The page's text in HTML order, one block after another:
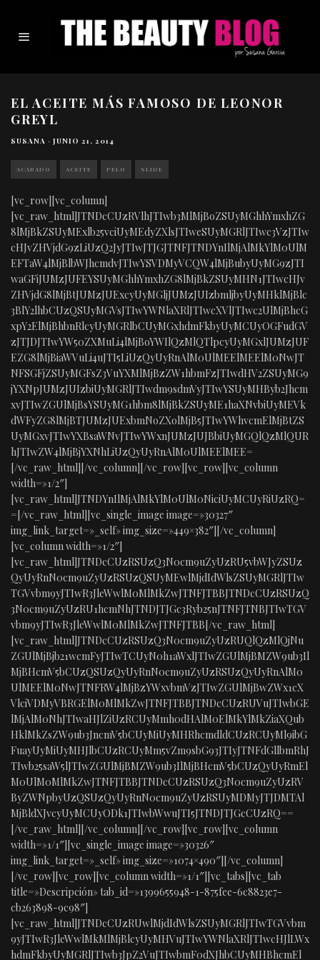
EL ACEITE MÁS FAMOSO DE LEONOR
GREYL
SUSANA · JUNIO 21, 2014
ACABADO ACEITE PELO SLIDE
[vc_row][vc_column]
[vc_raw_html]JTNDcCUzRVlhJTIwb3MlMjBoZSUyMGhhYmxhZG
8lMjBkZSUyMExlb25vciUyMEdyZXlsJTIweSUyMGRlJTIwc3VzJTIw
cHJvZHVjdG9zLiUzQ2JyJTIwJTJGJTNFJTNDYnIlMjAlMkYlM0UlM
EFTaW4lMjBlbWJhcmdvJTIwYSVDMyVCQW4lMjBubyUyMG9zJTI
waGFiJUMzJUFEYSUyMGhhYmxhZG8lMjBkZSUyMHN1JTIwcHJv
ZHVjdG8lMjBtJUMzJUExcyUyMGljJUMzJUIzbmljbyUyMHklMjBlc
3BlY2lhbCUzQSUyMGVsJTIwYWNlaXRlJTIwcXVlJTIwc2UlMjBhcG
xpY2ElMjBhbnRlcyUyMGRlbCUyMGxhdmFkbyUyMCUyOGFudGV
zJTJDJTIwYW50ZXMuLi4lMjBoYWIlQzMlQTlpcyUyMGxlJUMzJUF
EZG8lMjBiaWVuLi4uJTI5LiUzQyUyRnAlM0UlMEElMEElM0NwJT
NFSGFjZSUyMGFsZ3VuYXMlMjBzZW1hbmFzJTIwdHV2ZSUyMG9
jYXNpJUMzJUIzbiUyMGRlJTIwdm9sdmVyJTIwYSUyMHByb2Jhcm
xvJTIwZGUlMjBsYSUyMG1hbm8lMjBkZSUyME1haXNvbiUyMEVk
dWFyZG8lMjBTJUMzJUExbmNoZXolMjB5JTIwYWhvcmElMjBtZS
UyMGxvJTIwYXBsaWNvJTIwYWxnJUMzJUJBbiUyMGQlQzMlQUR
hJTIwZW4lMjBjYXNhLiUzQyUyRnAlM0UlMEElMEE=
[/vc_raw_html][/vc_column][/vc_row][vc_row][vc_column
width=»1/2″]
[vc_raw_html]JTNDYnIlMjAlMkYlM0UlM0NiciUyMCUyRiUzRQ=
=[/vc_raw_html][vc_single_image image=»30327″
img_link_target=»_self» img_size=»449×382″][/vc_column]
[vc_column width=»1/2″]
[vc_raw_html]JTNDcCUzRSUzQ3N0cm9uZyUzRU5vbWJyZSUz
QyUyRnN0cm9uZyUzRSUzQSUyMEwlMjdIdWlsZSUyMGRlJTIw
TGVvbm9yJTIwR3JleWwlM0MlMkZwJTNFJTBBJTNDcCUzRSUzQ
3N0cm9uZyUzRU1hcmNhJTNDJTJGc3Ryb25nJTNFJTNBJTIwTGV
vbm9yJTIwR3JleWwlM0MlMkZwJTNFJTBB[/vc_raw_html]
[vc_raw_html]JTNDcCUzRSUzQ3N0cm9uZyUzRUQlQzMlQjNu
ZGUlMjBjb21wcmFyJTIwTCUyN0h1aWxlJTIwZGUlMjBMZW9ub3Il
MjBHcmV5bCUzQSUzQyUyRnN0cm9uZyUzRSUzQyUyRnAlM0
UlMEElM0NwJTNFRW4lMjBzYWxvbmVzJTIwZGUlMjBwZWx1cX
VlciVDMyVBRGElM0MlMkZwJTNFJTBBJTNDcCUzRUVuJTIwbGE
lMjAlM0NhJTIwaHJlZiUzRCUyMmh0dHAlM0ElMkYlMkZiaXQub
HklMkZsZW9ub3JncmV5bCUyMiUyMHRhcmdldCUzRCUyMl9ibG
FuayUyMiUyMHJlbCUzRCUyMm5vZm9sbG93JTIyJTNFdGllbmRhJ
TIwb25saW5lJTIwZGUlMjBMZW9ub3IlMjBHcmV5bCUzQyUyRmEl
M0UlM0MlMkZwJTNFJTBBJTNDcCUzRSUzQ3N0cm9uZyUzRV
ByZWNpbyUzQSUzQyUyRnN0cm9uZyUzRSUyMDMyJTJDMTAl
MjBldXJvcyUyMCUyODk1JTIwbWwuJTI5JTNDJTJGcCUzRQ==
[/vc_raw_html][/vc_column][/vc_row][vc_row][vc_column
width=»1/1″][vc_single_image image=»30326″
img_link_target=»_self» img_size=»1074×490″][/vc_column]
[/vc_row][vc_row][vc_column width=»1/1″][vc_tabs][vc_tab
title=»Descripción» tab_id=»1399655948-1-875fee-6c8823e7-
cb263898-9c98″]
[vc_raw_html]JTNDcCUzRUwlMjdIdWlsZSUyMGRlJTIwTGVvbm
9yJTIwR3JleWwlMkMlMjBlcyUyMHVuJTIwYWNlaXRlJTIwcHJlLWx
hdmFkbyUyMGRlJTIwb3JpZ2VuJTIwbmF0dXJhbCUyMHBhcmEl